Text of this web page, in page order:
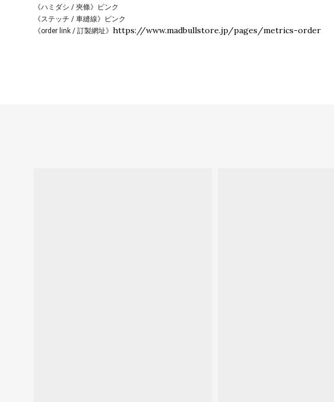
《ハミダシ / 夾條》 ピンク
《ステッチ / 車縫線》 ピンク
《order link / 訂製網址》 https://www.madbullstore.jp/pages/metrics-order